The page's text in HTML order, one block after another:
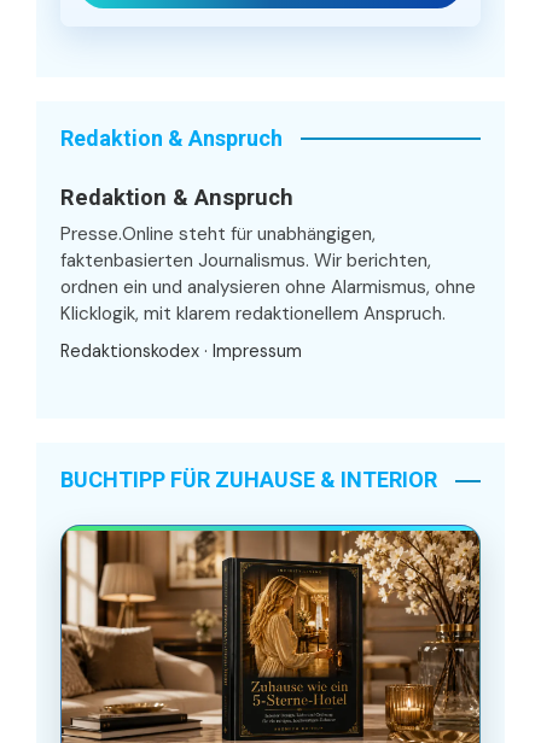
Redaktion & Anspruch
Redaktion & Anspruch
Presse.Online steht für unabhängigen,
faktenbasierten Journalismus. Wir berichten,
ordnen ein und analysieren ohne Alarmismus, ohne
Klicklogik, mit klarem redaktionellem Anspruch.
Redaktionskodex · Impressum
BUCHTIPP FÜR ZUHAUSE & INTERIOR